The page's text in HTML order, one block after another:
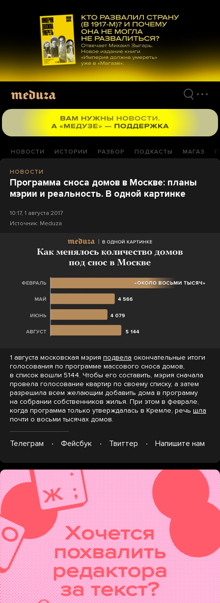
материалам
НОВОСТИ ИСТОРИИ РАЗБОР ПОДКАСТЫ МАГАЗ
НОВОСТИ
Программа сноса домов в Москве: планы
мэрии и реальность. В одной картинке
10:17, 1 августа 2017
Источник: Meduza
1 августа московская мэрия подвела окончательные итоги
голосования по программе массового сноса домов,
в список вошли 5144. Чтобы его составить, мэрия сначала
провела голосование квартир по своему списку, а затем
разрешила всем желающим добавить дома в программу
на собрании собственников жилья. При этом в феврале,
когда программа только утверждалась в Кремле, речь шла
почти о восьми тысячах домов.
Телеграм Фейсбук Твиттер Напишите нам